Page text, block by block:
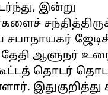
இன்று
ஆளுநர்
தொடர்